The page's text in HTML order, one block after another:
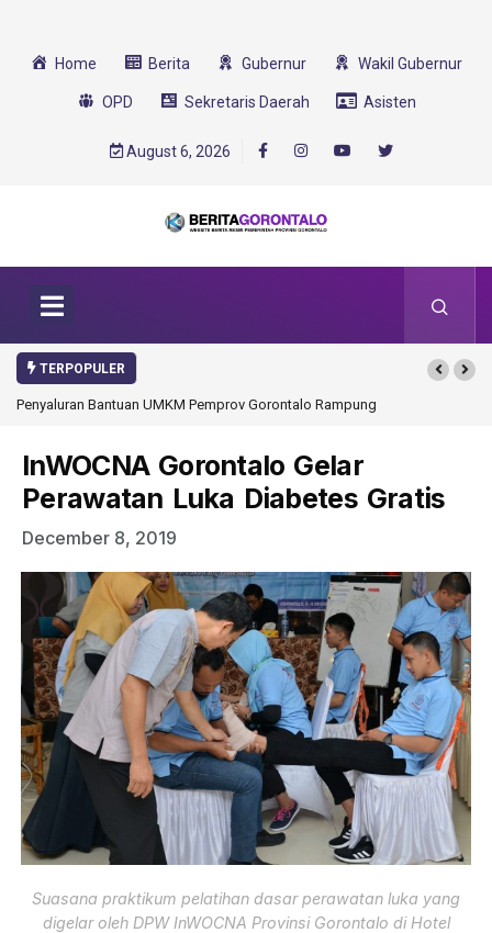
Home Berita Gubernur Wakil Gubernur
OPD Sekretaris Daerah Asisten
August 6, 2026
TERPOPULER
Penyaluran Bantuan UMKM Pemprov Gorontalo Rampung
InWOCNA Gorontalo Gelar
Perawatan Luka Diabetes Gratis
December 8, 2019
Suasana praktikum pelatihan dasar perawatan luka yang
digelar oleh DPW InWOCNA Provinsi Gorontalo di Hotel